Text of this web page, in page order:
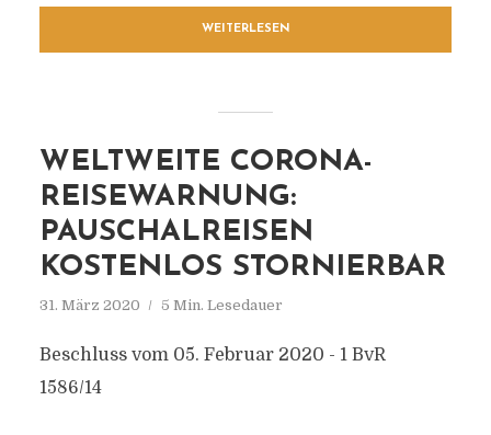
WEITERLESEN
WELTWEITE CORONA-
REISEWARNUNG:
PAUSCHALREISEN
KOSTENLOS STORNIERBAR
31. März 2020 5 Min. Lesedauer
Beschluss vom 05. Februar 2020 - 1 BvR
1586/14